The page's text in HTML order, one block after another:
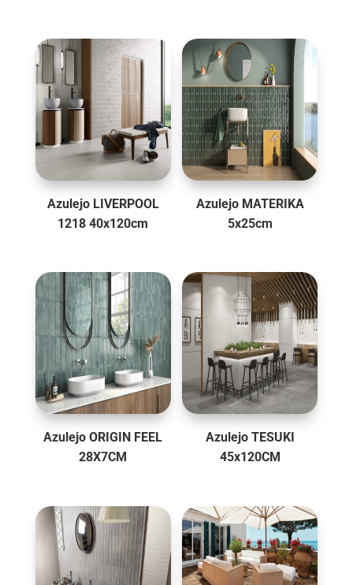
Azulejo LIVERPOOL
1218 40x120cm
Azulejo MATERIKA
5x25cm
Azulejo ORIGIN FEEL
28X7CM
Azulejo TESUKI
45x120CM